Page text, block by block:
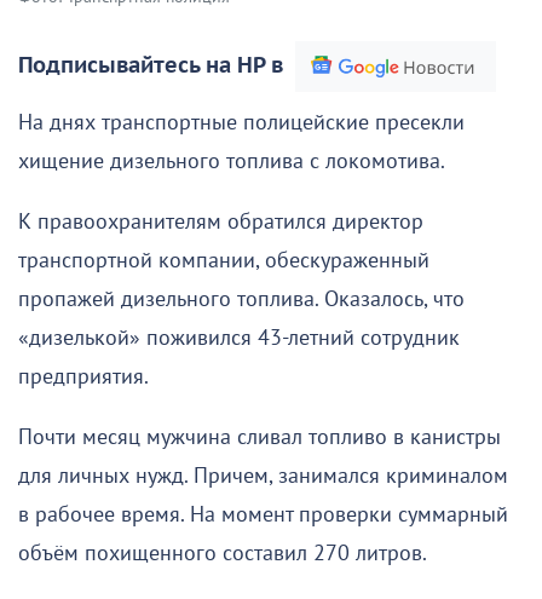
Подписывайтесь на НР в
На днях транспортные полицейские пресекли
хищение дизельного топлива с локомотива.
К правоохранителям обратился директор
транспортной компании, обескураженный
пропажей дизельного топлива. Оказалось, что
«дизелькой» поживился 43-летний сотрудник
предприятия.
Почти месяц мужчина сливал топливо в канистры
для личных нужд. Причем, занимался криминалом
в рабочее время. На момент проверки суммарный
объём похищенного составил 270 литров.